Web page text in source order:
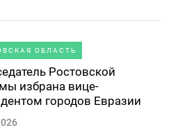
ОБЛАСТЬ
Ростовской
избрана вице-
городов Евразии